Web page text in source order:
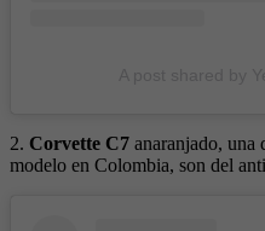
2. Corvette C7 anaranjado, una
modelo en Colombia, son del